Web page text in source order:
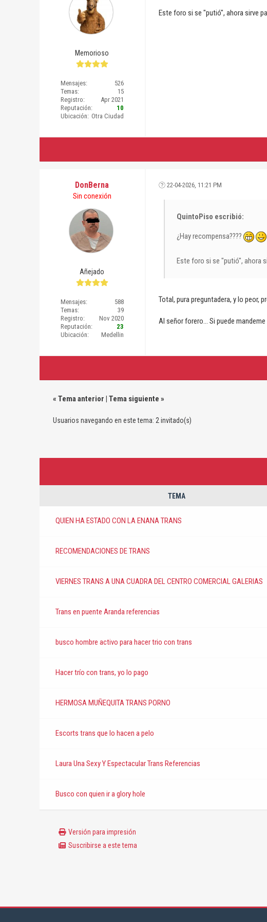
Memorioso
Mensajes:
526
Temas:
15
Registro:
Apr 2021
Reputación:
10
Ubicación: Otra Ciudad
Este foro si se "putió", ahora sirve
DonBerna
Sin conexión
Añejado
Mensajes:
588
Temas:
39
Registro:
Nov 2020
Reputación:
23
Ubicación:
Medellin
22-04-2026, 11:21 PM
QuintoPiso escribió:
¿Hay recompensa????
Este foro si se "putió", ahora
Total, pura preguntadera, y lo peor,
Al señor forero... Si puede
« Tema anterior | Tema siguiente »
Usuarios navegando en este tema: 2 invitado(s)
TEMA
QUIEN HA ESTADO CON LA ENANA TRANS
RECOMENDACIONES DE TRANS
VIERNES TRANS A UNA CUADRA DEL CENTRO COMERCIAL GALERIAS
Trans en puente Aranda referencias
busco hombre activo para hacer trio con trans
Hacer trío con trans, yo lo pago
HERMOSA MUÑEQUITA TRANS PORNO
Escorts trans que lo hacen a pelo
Laura Una Sexy Y Espectacular Trans Referencias
Busco con quien ir a glory hole
Versión para impresión
Suscribirse a este tema